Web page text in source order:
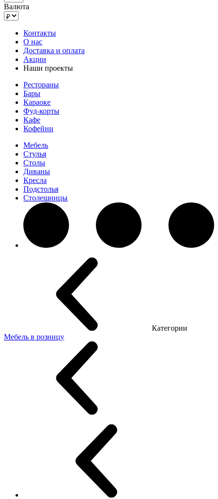
Валюта
Контакты
О нас
Доставка и оплата
Акции
Наши проекты
Рестораны
Бары
Караоке
Фуд-корты
Кафе
Кофейни
Мебель
Стулья
Столы
Диваны
Кресла
Подстолья
Столешницы
Категории
Мебель в розницу